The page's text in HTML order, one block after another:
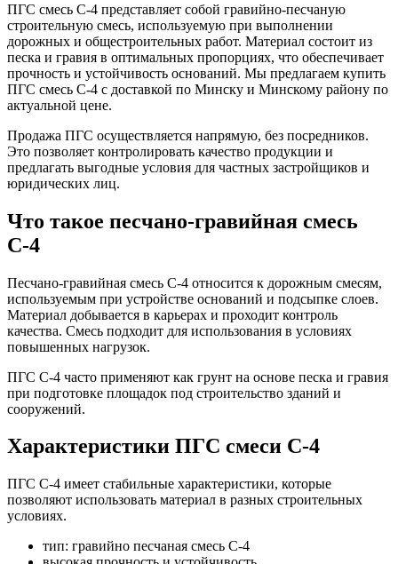
ПГС смесь С-4 представляет собой гравийно-песчаную
строительную смесь, используемую при выполнении
дорожных и общестроительных работ. Материал состоит из
песка и гравия в оптимальных пропорциях, что обеспечивает
прочность и устойчивость оснований. Мы предлагаем купить
ПГС смесь С-4 с доставкой по Минску и Минскому району по
актуальной цене.
Продажа ПГС осуществляется напрямую, без посредников.
Это позволяет контролировать качество продукции и
предлагать выгодные условия для частных застройщиков и
юридических лиц.
Что такое песчано-гравийная смесь
С-4
Песчано-гравийная смесь С-4 относится к дорожным смесям,
используемым при устройстве оснований и подсыпке слоев.
Материал добывается в карьерах и проходит контроль
качества. Смесь подходит для использования в условиях
повышенных нагрузок.
ПГС С-4 часто применяют как грунт на основе песка и гравия
при подготовке площадок под строительство зданий и
сооружений.
Характеристики ПГС смеси С-4
ПГС С-4 имеет стабильные характеристики, которые
позволяют использовать материал в разных строительных
условиях.
тип: гравийно песчаная смесь С-4